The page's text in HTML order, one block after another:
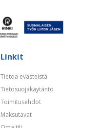
Linkit
Tietoa evästeistä
Tietosuojakäytäntö
Toimitusehdot
Maksutavat